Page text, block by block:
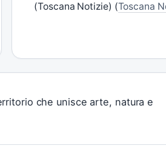
(Toscana Notizie) (Toscana
che unisce arte, natura e